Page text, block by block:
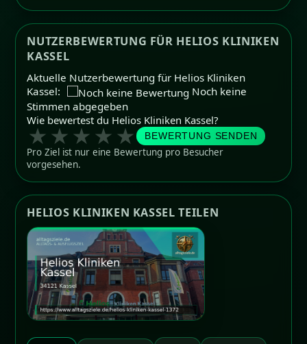
NUTZERBEWERTUNG FÜR HELIOS KLINIKEN
KASSEL
Aktuelle Nutzerbewertung für Helios Kliniken
Kassel:
Noch keine
Stimmen abgegeben
Wie bewertest du Helios Kliniken Kassel?
★
★
★
★
★ BEWERTUNG SENDEN
Pro Ziel ist nur eine Bewertung pro Besucher
vorgesehen.
HELIOS KLINIKEN KASSEL TEILEN